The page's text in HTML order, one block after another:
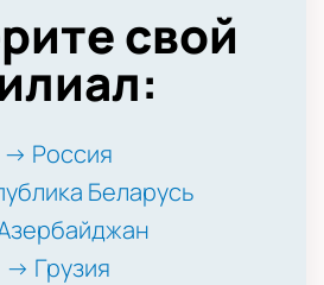
свой
→ Россия
Беларусь
→ Грузия